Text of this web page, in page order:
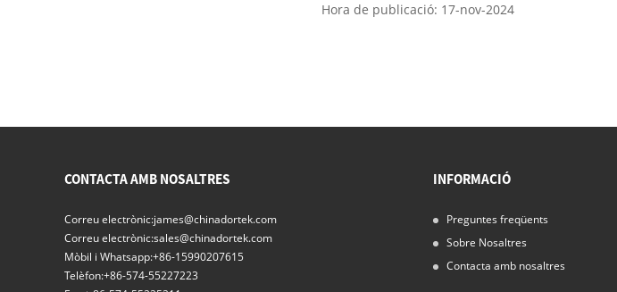
Hora de publicació: 17-nov-2024
CONTACTA AMB NOSALTRES
Correu electrònic:james@chinadortek.com
Correu electrònic:sales@chinadortek.com
Mòbil i Whatsapp:+86-15990207615
Telèfon:+86-574-55227223
INFORMACIÓ
Preguntes freqüents
Sobre Nosaltres
Contacta amb nosaltres